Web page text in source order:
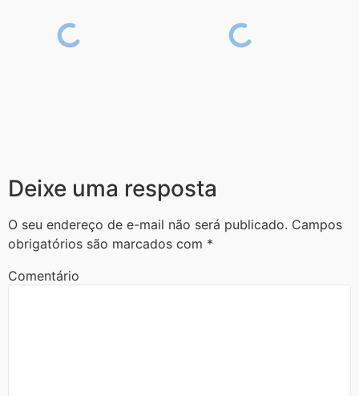
Deixe uma resposta
O seu endereço de e-mail não será publicado. Campos
obrigatórios são marcados com *
Comentário